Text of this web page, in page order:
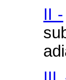
II -